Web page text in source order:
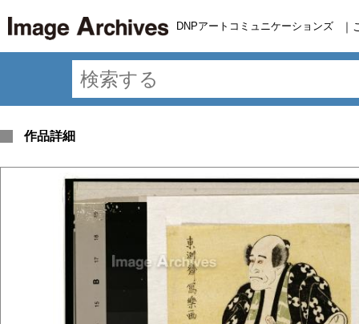
DNPアートコミュニケーションズ ｜
作品詳細